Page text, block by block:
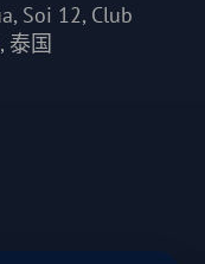
Soi 12, Club
泰国